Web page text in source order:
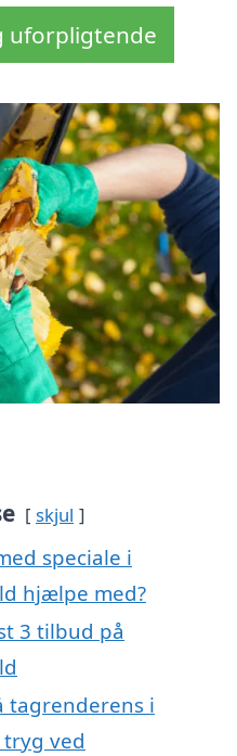
uforpligtende
skjul
speciale i
hjælpe med?
3 tilbud på
tagrenderens i
ved